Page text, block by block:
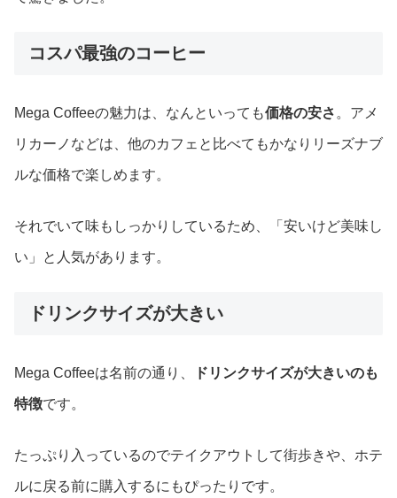
コスパ最強のコーヒー
Mega Coffeeの魅力は、なんといっても価格の安さ 。アメ
リカーノなどは、他のカフェと比べてもかなりリーズナブ
ルな価格で楽しめます。
それでいて味もしっかりしているため、「安いけど美味し
い」と人気があります。
ドリンクサイズが大きい
Mega Coffeeは名前の通り、 ドリンクサイズが大きいのも
特徴です。
たっぷり入っているのでテイクアウトして街歩きや、ホテ
ルに戻る前に購入するにもぴったりです。